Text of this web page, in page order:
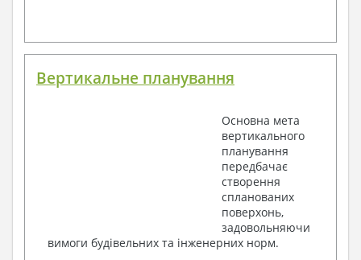
Вертикальне планування
Основна мета
вертикального
планування
передбачає
створення
спланованих
поверхонь,
задовольняючи
вимоги будівельних та інженерних норм.